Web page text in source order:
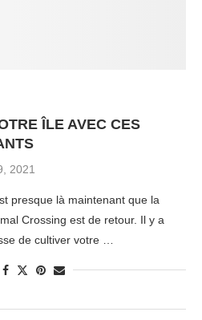
ÎLE AVEC CES
2021
presque là maintenant que la
Crossing est de retour. Il y a
de cultiver votre …